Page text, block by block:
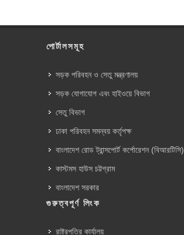
পোর্টালসমূহ
সড়ক পরিবহন ও সেতু মন্ত্রণালয়
সড়ক যোগাযোগ এবং হাইওয়ে বিভাগ
সেতু বিভাগ
ঢাকা পরিবহন সমন্বয় কর্তৃপক্ষ
বাংলাদেশ রোড ট্রান্সপোর্ট কর্পোরেশন (বিআরটিসি)
কাস্টমস হাউস চট্টগ্রাম
বাংলাদেশ সরকার
গুরুত্বপূর্ণ লিংক
রাষ্ট্রপতির কার্যালয়